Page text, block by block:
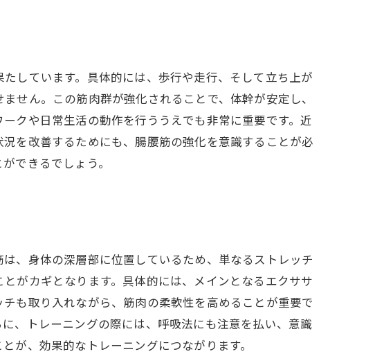
しています。具体的には、歩行や走行、そして立ち上が
せん。この筋肉群が強化されることで、体幹が安定し、
クや日常生活の動作を行ううえでも非常に重要です。近
を改善するためにも、腸腰筋の強化を意識することが必
できるでしょう。
、身体の深層部に位置しているため、単なるストレッチ
がカギとなります。具体的には、メインとなるエクササ
も取り入れながら、筋肉の柔軟性を高めることが重要で
、トレーニングの際には、呼吸法にも注意を払い、意識
が、効果的なトレーニングにつながります。